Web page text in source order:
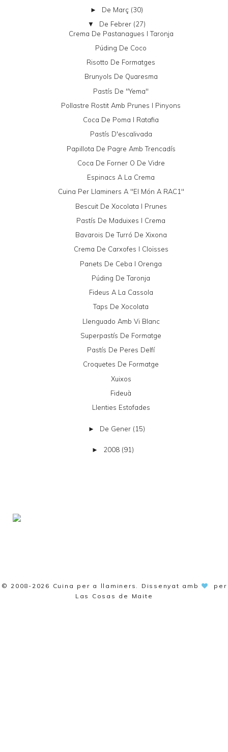
► De Març (30)
▼ De Febrer (27)
Crema De Pastanagues I Taronja
Púding De Coco
Risotto De Formatges
Brunyols De Quaresma
Pastís De "yema"
Pollastre Rostit Amb Prunes I Pinyons
Coca De Poma I Ratafia
Pastís D'escalivada
Papillota De Pagre Amb Trencadís
Coca De Forner O De Vidre
Espinacs A La Crema
Cuina Per Llaminers A "El Món A RAC1"
Bescuit De Xocolata I Prunes
Pastís De Maduixes I Crema
Bavarois De Turró De Xixona
Crema De Carxofes I Cloïsses
Panets De Ceba I Orenga
Púding De Taronja
Fideus A La Cassola
Taps De Xocolata
Llenguado Amb Vi Blanc
Superpastís De Formatge
Pastís De Peres Delfí
Croquetes De Formatge
Xuixos
Fideuà
Llenties Estofades
► De Gener (15)
► 2008 (91)
© 2008-2026 Cuina per a llaminers . Dissenyat amb
per
Las Cosas de Maite